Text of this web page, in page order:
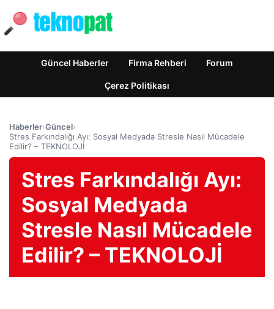
Güncel Haberler Firma Rehberi Forum
Çerez Politikası
Haberler›Güncel›
Stres Farkındalığı Ayı: Sosyal Medyada Stresle Nasıl Mücadele
Edilir? – TEKNOLOJİ
Stres Farkındalığı Ayı:
Sosyal Medyada
Stresle Nasıl Mücadele
Edilir? – TEKNOLOJİ